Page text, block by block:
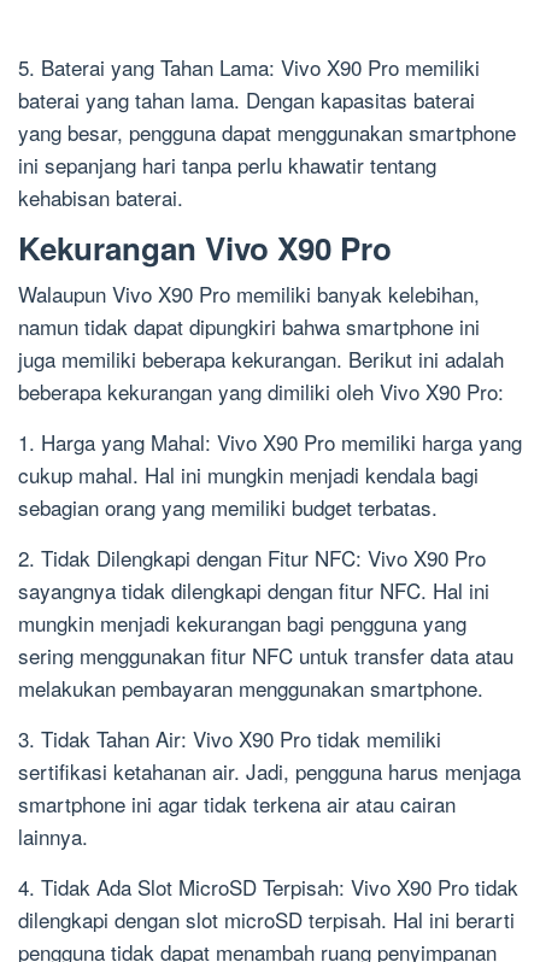
5. Baterai yang Tahan Lama: Vivo X90 Pro memiliki
baterai yang tahan lama. Dengan kapasitas baterai
yang besar, pengguna dapat menggunakan smartphone
ini sepanjang hari tanpa perlu khawatir tentang
kehabisan baterai.
Kekurangan Vivo X90 Pro
Walaupun Vivo X90 Pro memiliki banyak kelebihan,
namun tidak dapat dipungkiri bahwa smartphone ini
juga memiliki beberapa kekurangan. Berikut ini adalah
beberapa kekurangan yang dimiliki oleh Vivo X90 Pro:
1. Harga yang Mahal: Vivo X90 Pro memiliki harga yang
cukup mahal. Hal ini mungkin menjadi kendala bagi
sebagian orang yang memiliki budget terbatas.
2. Tidak Dilengkapi dengan Fitur NFC: Vivo X90 Pro
sayangnya tidak dilengkapi dengan fitur NFC. Hal ini
mungkin menjadi kekurangan bagi pengguna yang
sering menggunakan fitur NFC untuk transfer data atau
melakukan pembayaran menggunakan smartphone.
3. Tidak Tahan Air: Vivo X90 Pro tidak memiliki
sertifikasi ketahanan air. Jadi, pengguna harus menjaga
smartphone ini agar tidak terkena air atau cairan
lainnya.
4. Tidak Ada Slot MicroSD Terpisah: Vivo X90 Pro tidak
dilengkapi dengan slot microSD terpisah. Hal ini berarti
pengguna tidak dapat menambah ruang penyimpanan